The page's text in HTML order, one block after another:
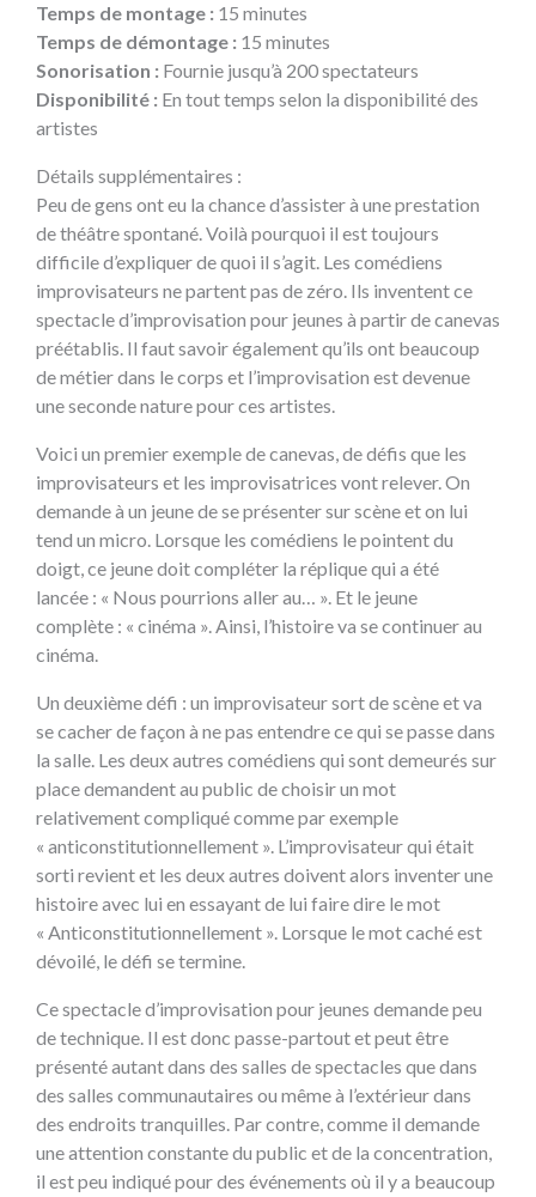
Temps de montage : 15 minutes
Temps de démontage : 15 minutes
Sonorisation : Fournie jusqu’à 200 spectateurs
Disponibilité : En tout temps selon la disponibilité des
artistes
Détails supplémentaires :
Peu de gens ont eu la chance d’assister à une prestation
de théâtre spontané. Voilà pourquoi il est toujours
difficile d’expliquer de quoi il s’agit. Les comédiens
improvisateurs ne partent pas de zéro. Ils inventent ce
spectacle d’improvisation pour jeunes à partir de canevas
préétablis. Il faut savoir également qu’ils ont beaucoup
de métier dans le corps et l’improvisation est devenue
une seconde nature pour ces artistes.
Voici un premier exemple de canevas, de défis que les
improvisateurs et les improvisatrices vont relever. On
demande à un jeune de se présenter sur scène et on lui
tend un micro. Lorsque les comédiens le pointent du
doigt, ce jeune doit compléter la réplique qui a été
lancée : « Nous pourrions aller au… ». Et le jeune
complète : « cinéma ». Ainsi, l’histoire va se continuer au
cinéma.
Un deuxième défi : un improvisateur sort de scène et va
se cacher de façon à ne pas entendre ce qui se passe dans
la salle. Les deux autres comédiens qui sont demeurés sur
place demandent au public de choisir un mot
relativement compliqué comme par exemple
« anticonstitutionnellement ». L’improvisateur qui était
sorti revient et les deux autres doivent alors inventer une
histoire avec lui en essayant de lui faire dire le mot
« Anticonstitutionnellement ». Lorsque le mot caché est
dévoilé, le défi se termine.
Ce spectacle d’improvisation pour jeunes demande peu
de technique. Il est donc passe-partout et peut être
présenté autant dans des salles de spectacles que dans
des salles communautaires ou même à l’extérieur dans
des endroits tranquilles. Par contre, comme il demande
une attention constante du public et de la concentration,
il est peu indiqué pour des événements où il y a beaucoup